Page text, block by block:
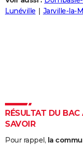
Destinations
City break
Voyage nature
Voyage de noces
Forum
Climat
+
PHOTO
Dictionnaire
Biographies
Citations
Expressions
Proverbes
PROGRAMME TV
Lunéville
Jarville-la-
RÉSULTAT DU
SAVOIR
Pour rappel, la